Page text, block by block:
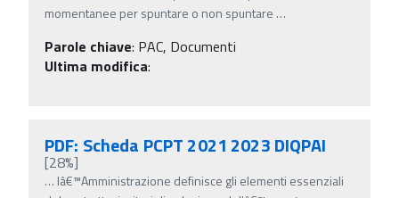
momentanee per spuntare o non spuntare …
Parole chiave: PAC, Documenti
Ultima modifica:
PDF: Scheda PCPT 2021 2023 DIQPAI
[28%]
… lâ€™Amministrazione definisce gli elementi essenziali